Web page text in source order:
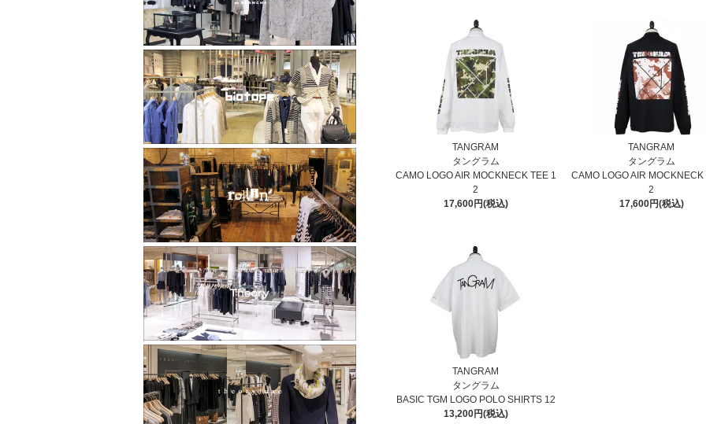
TANGRAM
タングラム
CAMO LOGO AIR MOCKNECK TEE 1
2
17,600円(税込)
TANGRAM
タングラム
CAMO LOGO AIR MOCKNECK
2
17,600円(税込)
TANGRAM
タングラム
BASIC TGM LOGO POLO SHIRTS 12
13,200円(税込)